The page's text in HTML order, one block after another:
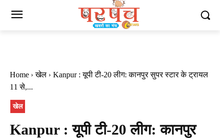
Home खेल
Kanpur : यूपी टी-20 लीग: कानपुर सुपर स्टार के ट्रायल
11 से,...
खेल
Kanpur : यूपी टी-20 लीग: कानपुर